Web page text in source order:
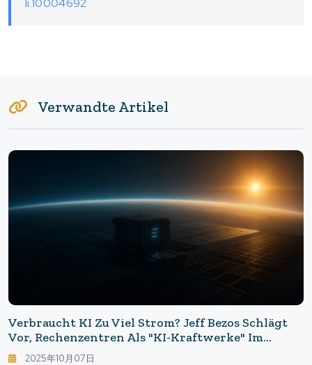
li.10004692
Verwandte Artikel
Verbraucht KI Zu Viel Strom? Jeff Bezos Schlägt
Vor, Rechenzentren Als "KI-Kraftwerke" Im
Weltraum Zu Nutzen.
2025年10月07日